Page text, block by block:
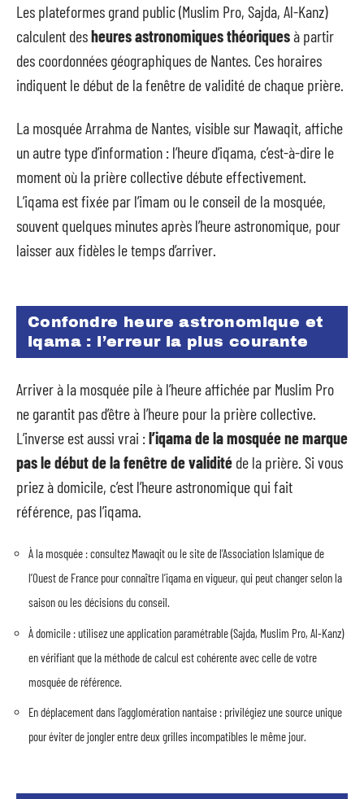
Les plateformes grand public (Muslim Pro, Sajda, Al-Kanz)
calculent desheures astronomiques théoriquesà partir
des coordonnées géographiques de Nantes. Ces horaires
indiquent le début de la fenêtre de validité de chaque prière.
La mosquée Arrahma de Nantes, visible sur Mawaqit, affiche
un autre type d’information : l’heure d’iqama, c’est-à-dire le
moment où la prière collective débute effectivement.
L’iqama est fixée par l’imam ou le conseil de la mosquée,
souvent quelques minutes après l’heure astronomique, pour
laisser aux fidèles le temps d’arriver.
Confondre heure astronomique et
iqama : l’erreur la plus courante
Arriver à la mosquée pile à l’heure affichée par Muslim Pro
ne garantit pas d’être à l’heure pour la prière collective.
L’inverse est aussi vrai :l’iqama de la mosquée ne marque
pas le début de la fenêtre de validité de la prière. Si vous
priez à domicile, c’est l’heure astronomique qui fait
référence, pas l’iqama.
À la mosquée : consultez Mawaqit ou le site de l’Association Islamique de
l’Ouest de France pour connaître l’iqama en vigueur, qui peut changer selon la
saison ou les décisions du conseil.
À domicile : utilisez une application paramétrable (Sajda, Muslim Pro, Al-Kanz)
en vérifiant que la méthode de calcul est cohérente avec celle de votre
mosquée de référence.
En déplacement dans l’agglomération nantaise : privilégiez une source unique
pour éviter de jongler entre deux grilles incompatibles le même jour.